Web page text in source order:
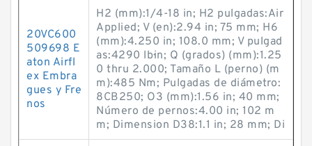
20VC600
509698 E
aton Airfl
ex Embra
gues y Fre
nos
H2 (mm):1/4-18 in; H2 pulgadas:Air
Applied; V (en):2.94 in; 75 mm; H6
(mm):4.250 in; 108.0 mm; V pulgad
as:4290 lb·in; Q (grados) (mm):1.25
0 thru 2.000; Tamaño L (perno) (m
m):485 Nm; Pulgadas de diámetro:
8CB250; O3 (mm):1.56 in; 40 mm;
Número de pernos:4.00 in; 102 m
m; Dimension D38:1.1 in; 28 mm; Di